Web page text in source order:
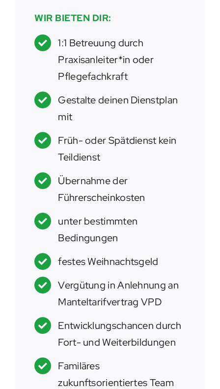
WIR BIETEN DIR:
1:1 Betreuung durch
Praxisanleiter*in oder
Pflegefachkraft
Gestalte deinen Dienstplan
mit
Früh- oder Spätdienst kein
Teildienst
Übernahme der
Führerscheinkosten
unter bestimmten
Bedingungen
festes Weihnachtsgeld
Vergütung in Anlehnung an
Manteltarifvertrag VPD
Entwicklungschancen durch
Fort- und Weiterbildungen
Familäres
zukunftsorientiertes Team